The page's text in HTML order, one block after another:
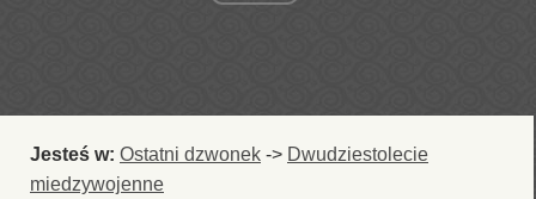
Jesteś w: Ostatni dzwonek -> Dwudziestolecie
miedzywojenne